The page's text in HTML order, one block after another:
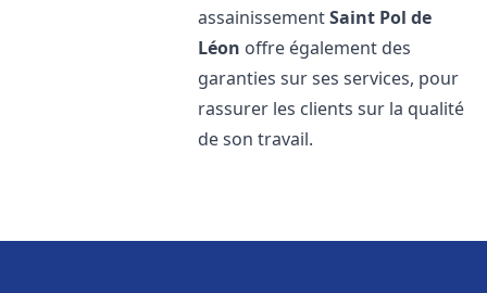
assainissementSaint Pol de
Léon offre également des
garanties sur ses services, pour
rassurer les clients sur la qualité
de son travail.